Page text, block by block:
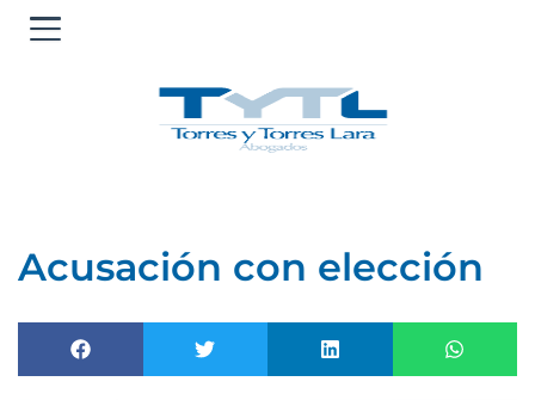
Acusación con elección